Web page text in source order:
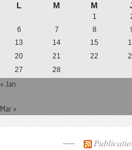
L M M
1
6
7 8
13
14 15
20
21 22
27
28
« Jan
Mar »